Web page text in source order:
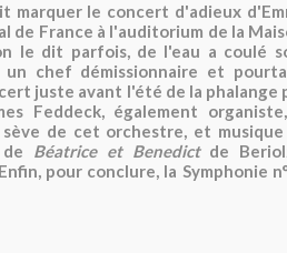
marquer le concert d'adieux
France à l'auditorium de la
le dit parfois, de l'eau a coulé
un chef démissionnaire et
juste avant l'été de la phalange
Feddeck, également
de cet orchestre, et musique
Béatrice et Benedictde
pour conclure, la Symphonie